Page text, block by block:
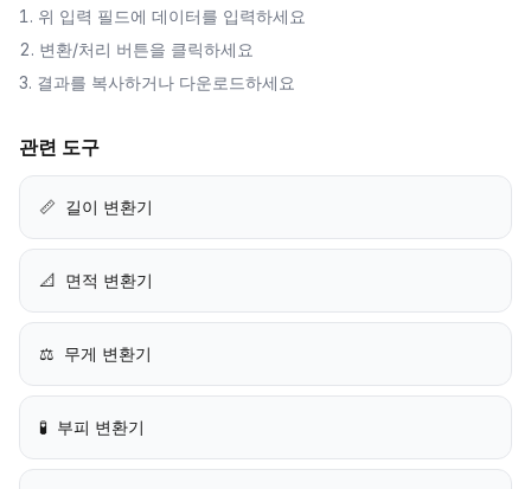
위 입력 필드에 데이터를 입력하세요
변환/처리 버튼을 클릭하세요
결과를 복사하거나 다운로드하세요
관련 도구
📏 길이 변환기
📐 면적 변환기
⚖️ 무게 변환기
🧪 부피 변환기